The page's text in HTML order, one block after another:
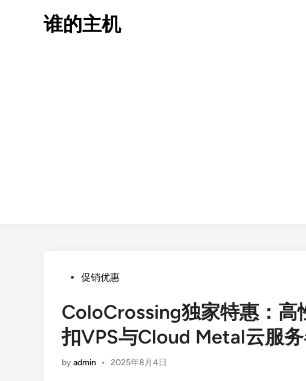
谁的主机
Posted促销优惠
ColoCrossing独家特惠：高
扣VPS与Cloud Metal云服
byadmin • 2025年8月4日